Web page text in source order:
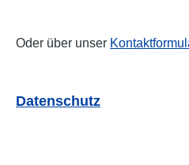
Oder über unser
Datenschutz